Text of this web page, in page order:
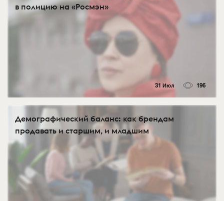
в полицию на «Росмэн»
31 Июл 196
Демографический баланс: как брендам
продавать и старшим, и младшим